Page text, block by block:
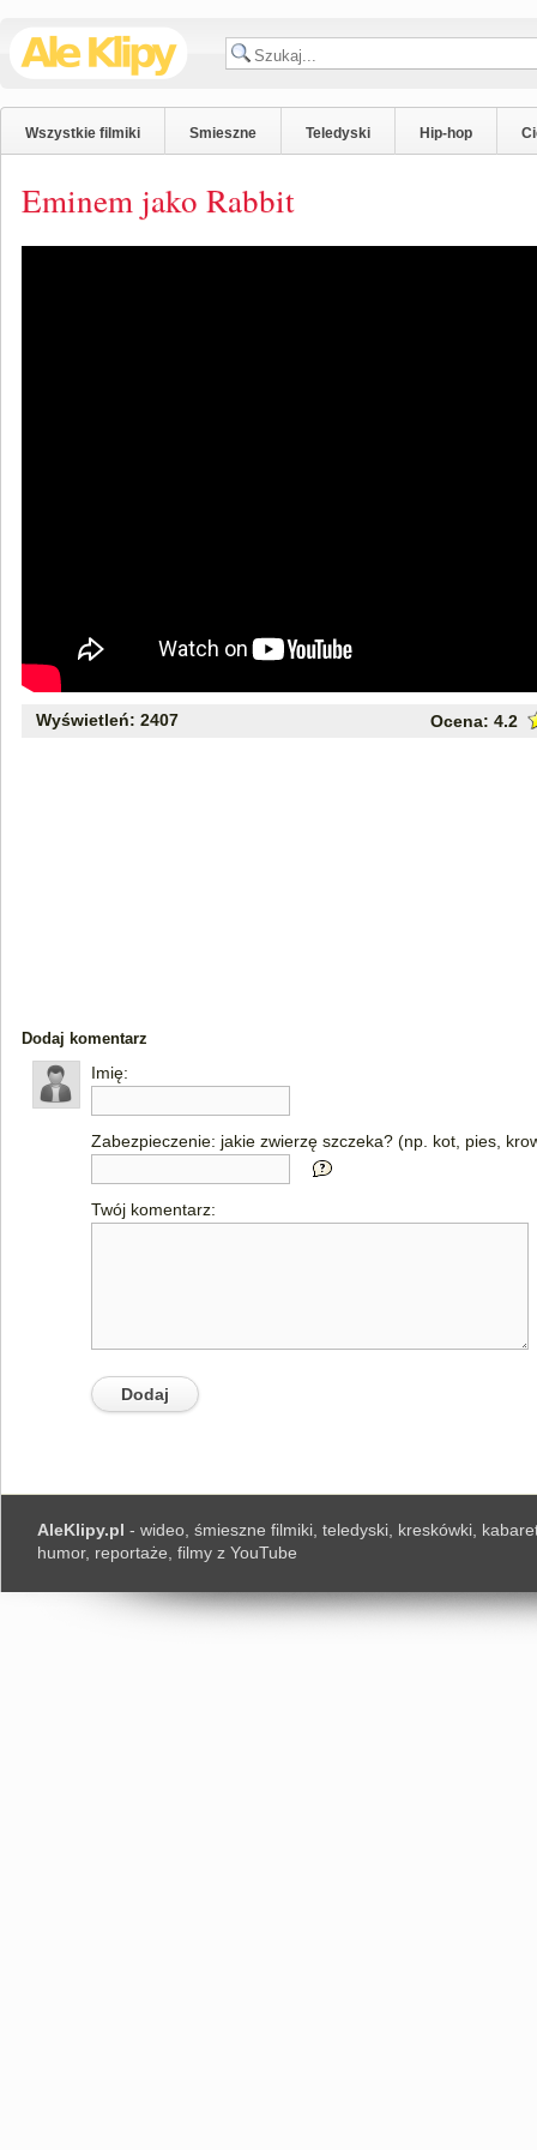
Wszystkie filmiki Smieszne Teledyski Hip-hop
Eminem jako Rabbit
Wyświetleń: 2407 Ocena: 4.2
Dodaj komentarz
Imię:
Zabezpieczenie: jakie zwierzę szczeka? (np. kot, pies,
Twój komentarz:
AleKlipy.pl - wideo, śmieszne filmiki, teledyski, kreskówki,
humor, reportaże, filmy z YouTube